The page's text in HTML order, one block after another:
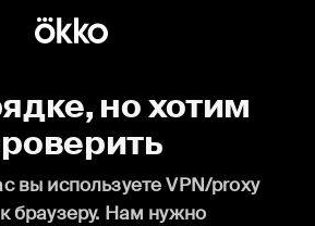
но хотим
вы используете VPN/proxy
браузеру. Нам нужно